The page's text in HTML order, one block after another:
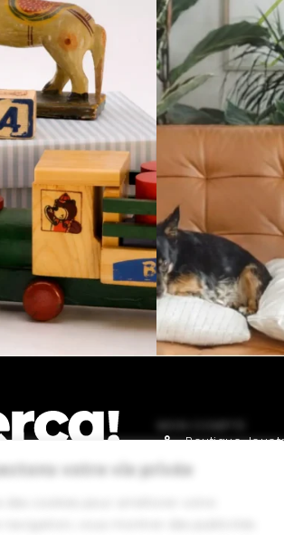
votre vie privée
MON COMPTE
Boutique
Boutique
Boutique
Boutique